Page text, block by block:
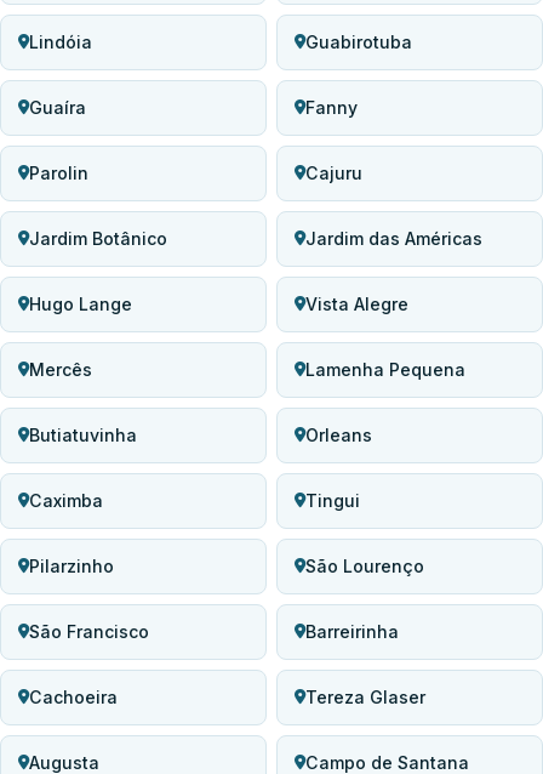
Lindóia Guabirotuba
Guaíra Fanny
Parolin Cajuru
Jardim Botânico Jardim das Américas
Hugo Lange Vista Alegre
Mercês Lamenha Pequena
Butiatuvinha Orleans
Caximba Tingui
Pilarzinho São Lourenço
São Francisco Barreirinha
Cachoeira Tereza Glaser
Augusta Campo de Santana